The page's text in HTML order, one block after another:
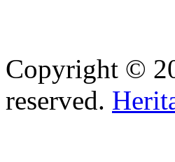
Copyright ©
reserved.